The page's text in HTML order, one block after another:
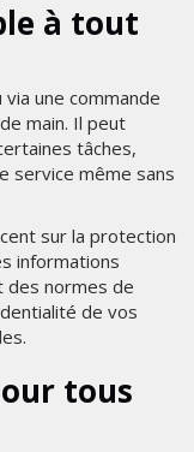
à tout
une commande
main. Il peut
tâches,
service même sans
sur la protection
informations
des normes de
de vos
tous